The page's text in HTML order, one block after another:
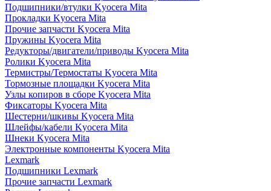
Подшипники/втулки Kyocera Mita
Прокладки Kyocera Mita
Прочие запчасти Kyocera Mita
Пружины Kyocera Mita
Редукторы/двигатели/приводы Kyocera Mita
Ролики Kyocera Mita
Термистры/Термостаты Kyocera Mita
Тормозные площадки Kyocera Mita
Узлы копиров в сборе Kyocera Mita
Фиксаторы Kyocera Mita
Шестерни/шкивы Kyocera Mita
Шлейфы/кабели Kyocera Mita
Шнеки Kyocera Mita
Электронные компоненты Kyocera Mita
Lexmark
Подшипники Lexmark
Прочие запчасти Lexmark